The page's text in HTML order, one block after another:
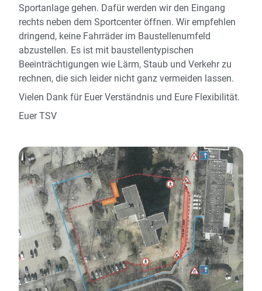
Sportanlage gehen. Dafür werden wir den Eingang
rechts neben dem Sportcenter öffnen. Wir empfehlen
dringend, keine Fahrräder im Baustellenumfeld
abzustellen. Es ist mit baustellentypischen
Beeinträchtigungen wie Lärm, Staub und Verkehr zu
rechnen, die sich leider nicht ganz vermeiden lassen.
Vielen Dank für Euer Verständnis und Eure Flexibilität.
Euer TSV